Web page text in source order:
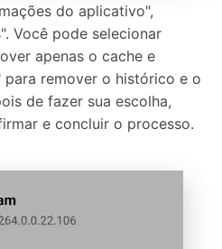
do aplicativo",
Você pode selecionar
apenas o cache e
remover o histórico e o
de fazer sua escolha,
e concluir o processo.